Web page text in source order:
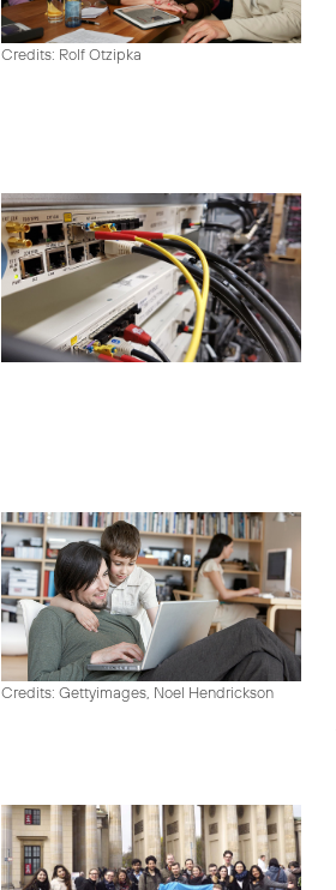
Credits: Rolf Otzipka
Credits: Gettyimages, Noel Hendrickson